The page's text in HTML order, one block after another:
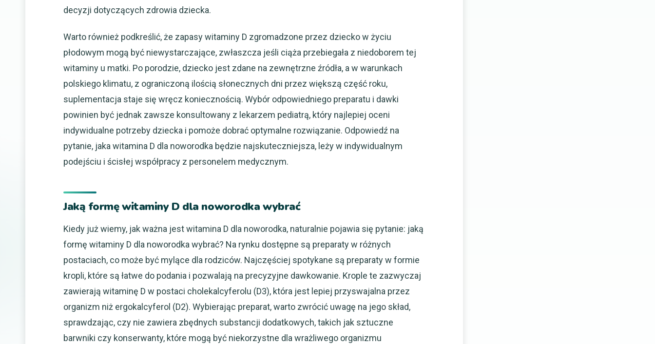
decyzji dotyczących zdrowia dziecka.
Warto również podkreślić, że zapasy witaminy D zgromadzone przez dziecko w życiu
płodowym mogą być niewystarczające, zwłaszcza jeśli ciąża przebiegała z niedoborem tej
witaminy u matki. Po porodzie, dziecko jest zdane na zewnętrzne źródła, a w warunkach
polskiego klimatu, z ograniczoną ilością słonecznych dni przez większą część roku,
suplementacja staje się wręcz koniecznością. Wybór odpowiedniego preparatu i dawki
powinien być jednak zawsze konsultowany z lekarzem pediatrą, który najlepiej oceni
indywidualne potrzeby dziecka i pomoże dobrać optymalne rozwiązanie. Odpowiedź na
pytanie, jaka witamina D dla noworodka będzie najskuteczniejsza, leży w indywidualnym
podejściu i ścisłej współpracy z personelem medycznym.
Jaką formę witaminy D dla noworodka wybrać
Kiedy już wiemy, jak ważna jest witamina D dla noworodka, naturalnie pojawia się pytanie: jaką
formę witaminy D dla noworodka wybrać? Na rynku dostępne są preparaty w różnych
postaciach, co może być mylące dla rodziców. Najczęściej spotykane są preparaty w formie
kropli, które są łatwe do podania i pozwalają na precyzyjne dawkowanie. Krople te zazwyczaj
zawierają witaminę D w postaci cholekalcyferolu (D3), która jest lepiej przyswajalna przez
organizm niż ergokalcyferol (D2). Wybierając preparat, warto zwrócić uwagę na jego skład,
sprawdzając, czy nie zawiera zbędnych substancji dodatkowych, takich jak sztuczne
barwniki czy konserwanty, które mogą być niekorzystne dla wrażliwego organizmu